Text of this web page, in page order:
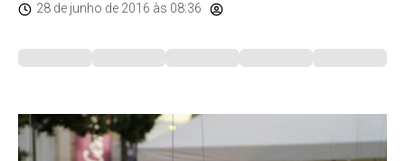
28 de junho de 2016 às 08:36